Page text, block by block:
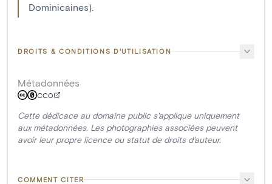
Dominicaines).
DROITS & CONDITIONS D'UTILISATION
Métadonnées
CC0
Cette dédicace au domaine public s'applique uniquement
aux métadonnées. Les photographies associées peuvent
avoir leur propre licence ou statut de droits d'auteur.
COMMENT CITER